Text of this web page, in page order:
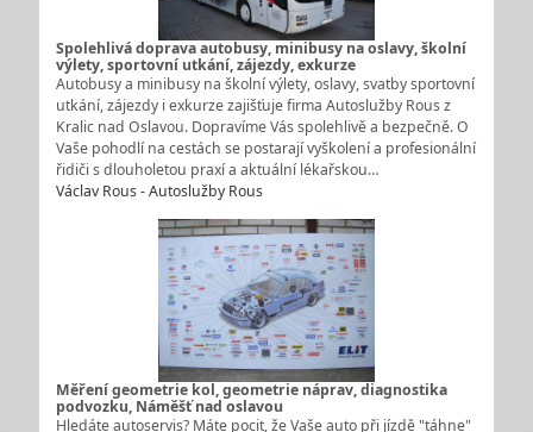
Spolehlivá doprava autobusy, minibusy na oslavy, školní
výlety, sportovní utkání, zájezdy, exkurze
Autobusy a minibusy na školní výlety, oslavy, svatby sportovní
utkání, zájezdy i exkurze zajišťuje firma Autoslužby Rous z
Kralic nad Oslavou. Dopravíme Vás spolehlivě a bezpečně. O
Vaše pohodlí na cestách se postarají vyškolení a profesionální
řidiči s dlouholetou praxí a aktuální lékařskou…
Václav Rous - Autoslužby Rous
Měření geometrie kol, geometrie náprav, diagnostika
podvozku, Náměšť nad oslavou
Hledáte autoservis? Máte pocit, že Vaše auto při jízdě "táhne"